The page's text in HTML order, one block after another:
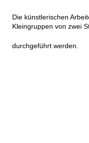
Die künstlerischen
Kleingruppen von zwei
durchgeführt werden.